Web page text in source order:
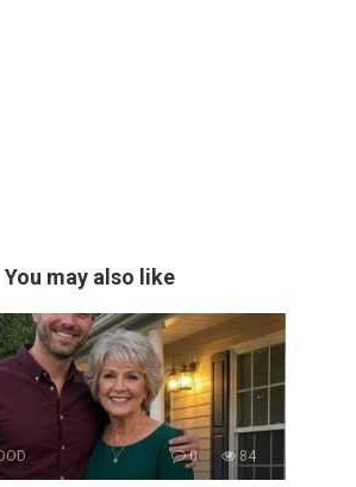
You may also like
0 84